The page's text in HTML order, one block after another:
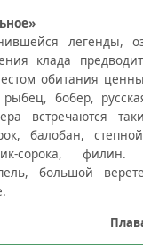
легенды,
клада
обитания
бобер,
встречаются
балобан,
сорока,
большой